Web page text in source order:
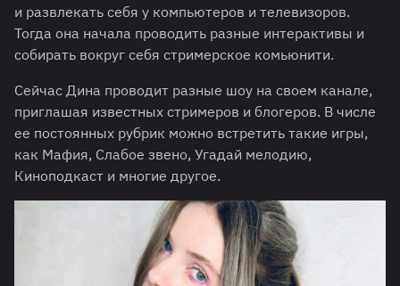
и развлекать себя у компьютеров и телевизоров.
Тогда она начала проводить разные интерактивы и
собирать вокруг себя стримерское комьюнити.
Сейчас Дина проводит разные шоу на своем канале,
приглашая известных стримеров и блогеров. В числе
ее постоянных рубрик можно встретить такие игры,
как Мафия, Слабое звено, Угадай мелодию,
Киноподкаст и многие другое.